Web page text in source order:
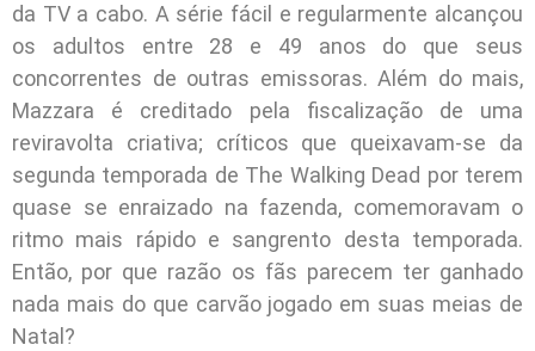
da TV a cabo. A série fácil e regularmente alcançou
os adultos entre 28 e 49 anos do que seus
concorrentes de outras emissoras. Além do mais,
Mazzara é creditado pela fiscalização de uma
reviravolta criativa; críticos que queixavam-se da
segunda temporada de The Walking Dead por terem
quase se enraizado na fazenda, comemoravam o
ritmo mais rápido e sangrento desta temporada.
Então, por que razão os fãs parecem ter ganhado
nada mais do que carvão jogado em suas meias de
Natal?